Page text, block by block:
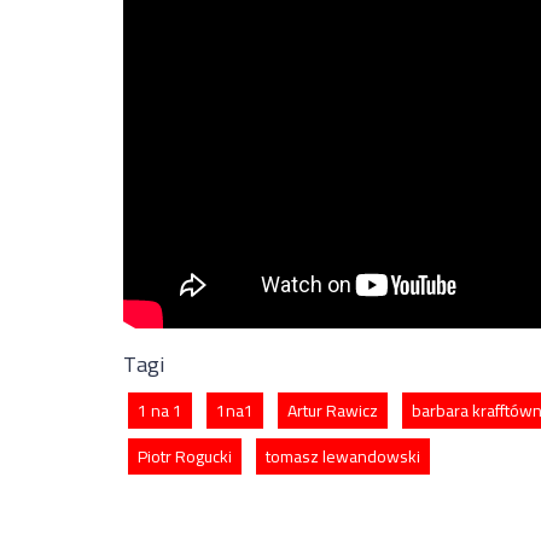
Tagi
1 na 1 1na1 Artur Rawicz barbara
Piotr Rogucki
tomasz lewandowski